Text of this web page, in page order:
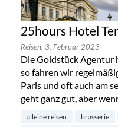
25hours Hotel
Reisen, 3. Februar 2023
Die Goldstück Agentur
so fahren wir
Paris und oft auch am
geht ganz gut, aber
alleine reisen brasserie